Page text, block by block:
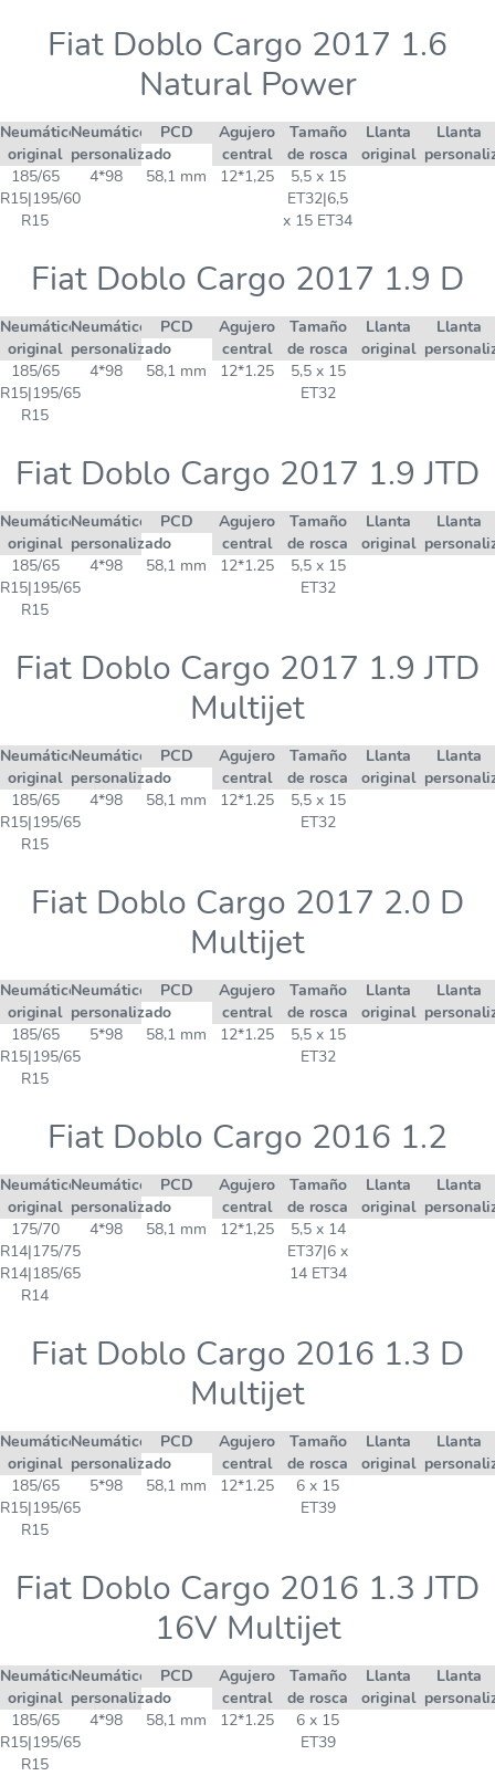
Fiat Doblo Cargo 2017 1.6
Natural Power
Neumático
original
Neumático
personalizado
PCD
Agujero
central
Tamaño
de rosca
Llanta
original
Llanta
185/65
R15|195/60
R15
4*98 58,1 mm 12*1,25
5,5 x 15
ET32|6,5
x 15 ET34
Fiat Doblo Cargo 2017 1.9 D
Neumático
original
Neumático
personalizado
PCD
Agujero
central
Tamaño
de rosca
Llanta
original
Llanta
185/65
R15|195/65
R15
4*98 58,1 mm 12*1.25
5,5 x 15
ET32
Fiat Doblo Cargo 2017 1.9 JTD
Neumático
original
Neumático
personalizado
PCD
Agujero
central
Tamaño
de rosca
Llanta
original
Llanta
185/65
R15|195/65
R15
4*98 58,1 mm 12*1.25
5,5 x 15
ET32
Fiat Doblo Cargo 2017 1.9 JTD
Multijet
Neumático
original
Neumático
personalizado
PCD
Agujero
central
Tamaño
de rosca
Llanta
original
Llanta
185/65
R15|195/65
R15
4*98 58,1 mm 12*1.25
5,5 x 15
ET32
Fiat Doblo Cargo 2017 2.0 D
Multijet
Neumático
original
Neumático
personalizado
PCD
Agujero
central
Tamaño
de rosca
Llanta
original
Llanta
185/65
R15|195/65
R15
5*98 58,1 mm 12*1.25
5,5 x 15
ET32
Fiat Doblo Cargo 2016 1.2
Neumático
original
Neumático
personalizado
PCD
Agujero
central
Tamaño
de rosca
Llanta
original
Llanta
175/70
R14|175/75
R14|185/65
R14
4*98 58,1 mm 12*1,25
5,5 x 14
ET37|6 x
14 ET34
Fiat Doblo Cargo 2016 1.3 D
Multijet
Neumático
original
Neumático
personalizado
PCD
Agujero
central
Tamaño
de rosca
Llanta
original
Llanta
185/65
R15|195/65
R15
5*98 58,1 mm 12*1.25
6 x 15
ET39
Fiat Doblo Cargo 2016 1.3 JTD
16V Multijet
Neumático
original
Neumático
personalizado
PCD
Agujero
central
Tamaño
de rosca
Llanta
original
Llanta
185/65
R15|195/65
R15
4*98 58,1 mm 12*1.25
6 x 15
ET39